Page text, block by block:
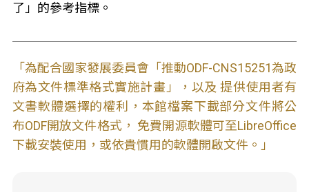
了」的參考指標。
「為配合國家發展委員會「推動ODF-CNS15251為政
府為文件標準格式實施計畫」，以及 提供使用者有
文書軟體選擇的權利，本館檔案下載部分文件將公
布ODF開放文件格式， 免費開源軟體可至LibreOffice
下載安裝使用，或依貴慣用的軟體開啟文件。」